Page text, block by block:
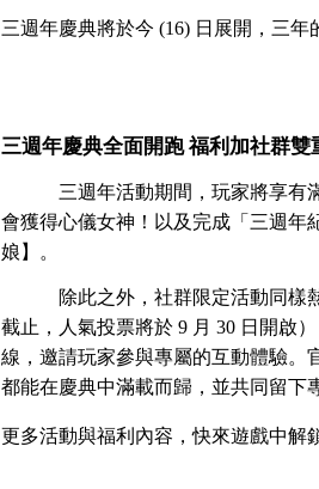
三週年慶典將於今 (16) 日展開，三年
三週年慶典全面開跑 福利加社群雙
三週年活動期間，玩家將享有
會獲得心儀女神！以及完成「三週年
娘】。
除此之外，社群限定活動同樣
截止，人氣投票將於 9 月 30 日開啟
線，邀請玩家參與專屬的互動體驗。
都能在慶典中滿載而歸，並共同留下
更多活動與福利內容，快來遊戲中解